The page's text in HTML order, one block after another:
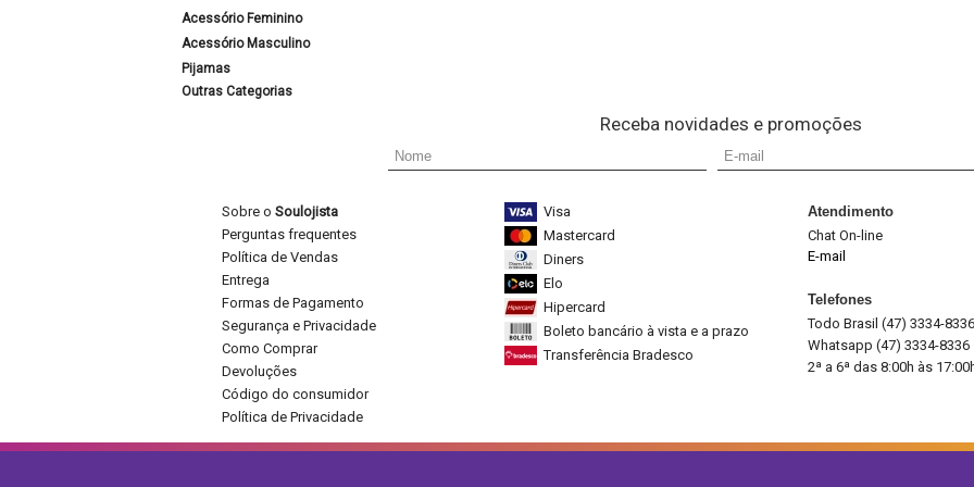
Acessório Feminino
Acessório Masculino
Pijamas
Outras Categorias
Receba novidades e promoções
Sobre o Soulojista
Perguntas frequentes
Política de Vendas
Entrega
Formas de Pagamento
Segurança e Privacidade
Como Comprar
Devoluções
Código do consumidor
Política de Privacidade
Visa
Mastercard
Diners
Elo
Hipercard
Boleto bancário à vista e a prazo
Transferência Bradesco
Atendimento
Chat On-line
E-mail
Telefones
Todo Brasil (47) 3334-8336
Whatsapp (47) 3334-8336
2ª a 6ª das 8:00h às